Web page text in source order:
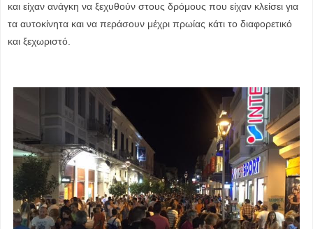
και είχαν ανάγκη να ξεχυθούν στους δρόμους που είχαν κλείσει για
τα αυτοκίνητα και να περάσουν μέχρι πρωίας κάτι το διαφορετικό
και ξεχωριστό.